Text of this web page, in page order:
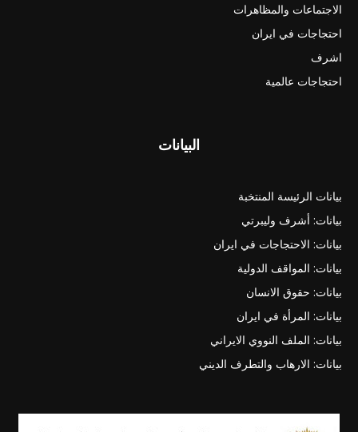
الاجتماعات والمظاهرات
احتجاجات في ايران
اشرف
احتجاجات عالمية
البيانات
بيانات الرئيسة المنتخبة
بيانات: أشرف وليبرتي
بيانات: الاحتجاجات في ايران
بيانات: المواقف الدولية
بيانات: حقوق الانسان
بيانات: المرأة في ايران
بيانات: الملف النووي الايراني
بيانات: الارهاب والتطرف الديني